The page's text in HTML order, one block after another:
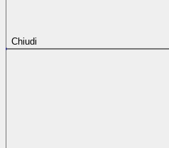
Chiudi